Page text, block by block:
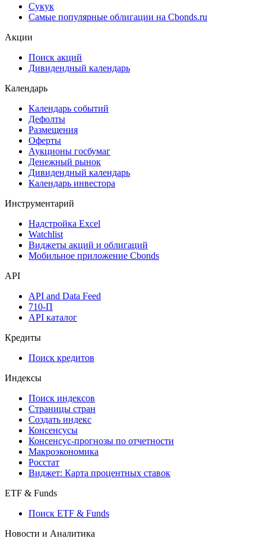
Cbonds Pages
Ломбардные списки
ESG
Самые популярные облигации на Cbonds.ru
Дивидендный календарь
Календарь
Календарь событий
Дефолты
Размещения
Оферты
Аукционы госбумаг
Денежный рынок
Календарь инвестора
Инструментарий
Надстройка Excel
Мобильное приложение Cbonds
API
API and Data Feed
API каталог
Кредиты
Поиск кредитов
Индексы
Поиск индексов
Страницы стран
Создать индекс
Консенсусы
Консенсус-прогнозы по отчетности
Макроэкономика
Виджет: Карта процентных ставок
ETF & Funds